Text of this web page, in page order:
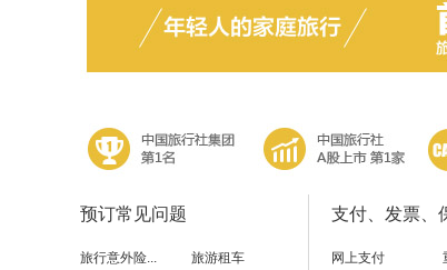
预订常见问题
旅行意外险...
旅游租车
支付、发票、
网上支付